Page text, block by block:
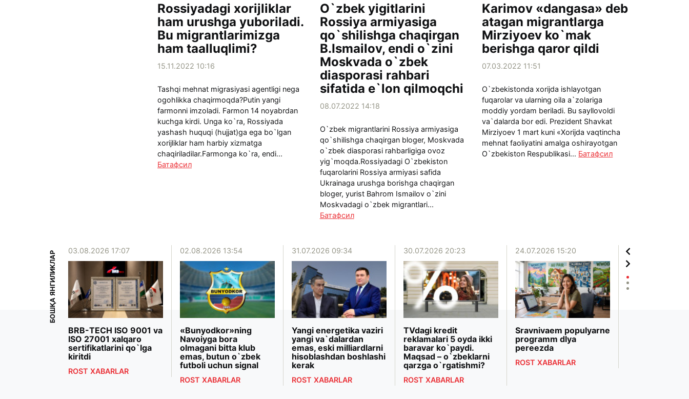
Rossiyadagi xorijliklar
ham urushga yuboriladi.
Bu migrantlarimizga
ham taalluqlimi?
15.11.2022 10:16
Tashqi mehnat migrasiyasi agentligi nega
ogohlikka chaqirmoqda?Putin yangi
farmonni imzoladi. Farmon 14 noyabrdan
kuchga kirdi. Unga ko`ra, Rossiyada
yashash huquqi (hujjat)ga ega bo`lgan
xorijliklar ham harbiy xizmatga
chaqiriladilar.Farmonga ko`ra, endi...
Батафсил
O`zbek yigitlarini
Rossiya armiyasiga
qo`shilishga chaqirgan
B.Ismailov, endi o`zini
Moskvada o`zbek
diasporasi rahbari
sifatida e`lon qilmoqchi
08.07.2022 14:18
O`zbek migrantlarini Rossiya armiyasiga
qo`shilishga chaqirgan bloger, Moskvada
o`zbek diasporasi rahbarligiga ovoz
yig`moqda.Rossiyadagi O`zbekiston
fuqarolarini Rossiya armiyasi safida
Ukrainaga urushga borishga chaqirgan
bloger, yurist Bahrom Ismailov o`zini
Moskvadagi o`zbek migrantlari...
Батафсил
Karimov «dangasa» deb
atagan migrantlarga
Mirziyoev ko`mak
berishga qaror qildi
07.03.2022 11:51
O`zbekistonda xorijda ishlayotgan
fuqarolar va ularning oila a`zolariga
moddiy yordam beriladi. Bu sayllovoldi
va`dalarda bor edi. Prezident Shavkat
Mirziyoev 1 mart kuni «Xorijda vaqtincha
mehnat faoliyatini amalga oshirayotgan
O`zbekiston Respublikasi... Батафсил
БОШҚА ЯНГИЛИКЛАР 03.08.2026 17:07
BRB-TECH ISO 9001 va
ISO 27001 xalqaro
sertifikatlarini qo`lga
kiritdi
ROST XABARLAR
02.08.2026 13:54
«Bunyodkor»ning
Navoiyga bora
olmagani bitta klub
emas, butun o`zbek
futboli uchun signal
ROST XABARLAR
31.07.2026 09:34
Yangi energetika vaziri
yangi va`dalardan
emas, eski milliardlarni
hisoblashdan boshlashi
kerak
ROST XABARLAR
30.07.2026 20:23
TVdagi kredit
reklamalari 5 oyda ikki
baravar ko`paydi.
Maqsad – o`zbeklarni
qarzga o`rgatishmi?
ROST XABARLAR
24.07.2026 15:20
Sravnivaem populyarne
programm dlya
pereezda
ROST XABARLAR
20.07.2026 12:06